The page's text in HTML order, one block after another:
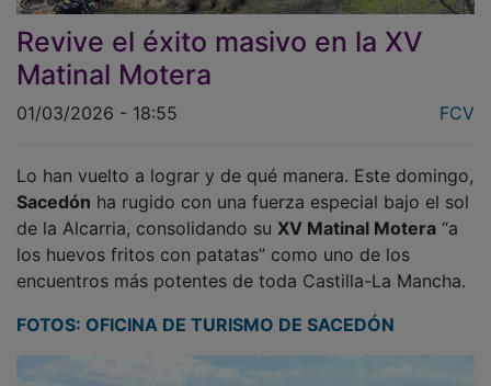
Revive el éxito masivo en la XV
Matinal Motera
Sacedónha rugido con una fuerza especial bajo el sol
de la Alcarria, consolidando suXV Matinal Motera“a
los huevos fritos con patatas” como uno de los
encuentros más potentes de toda Castilla-La Mancha.
FOTOS: OFICINA DE TURISMO DE SACEDÓN